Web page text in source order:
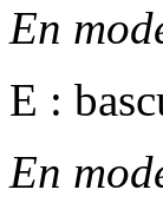
En
E :
En